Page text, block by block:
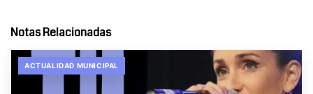
Notas Relacionadas
ACTUALIDAD MUNICIPAL